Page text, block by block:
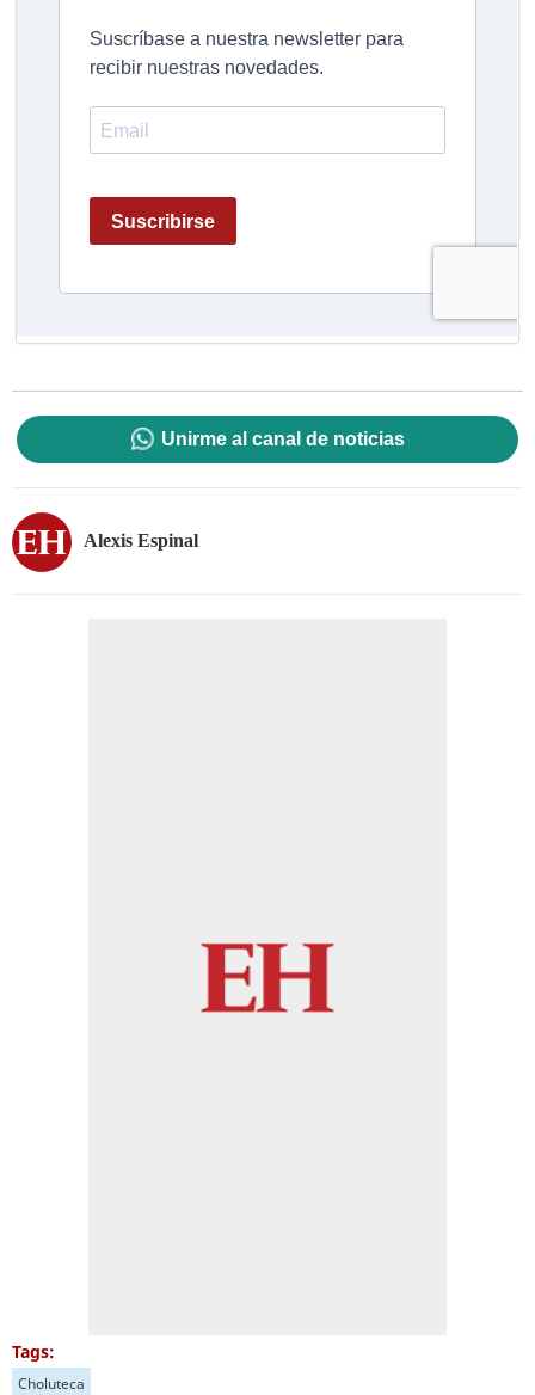
Unirme al canal de noticias
Alexis Espinal
Tags:
Choluteca